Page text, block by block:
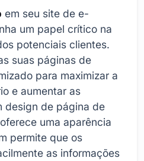
em seu site de e-
um papel crítico na
potenciais clientes.
suas páginas de
para maximizar a
e aumentar as
design de página de
uma aparência
permite que os
as informações